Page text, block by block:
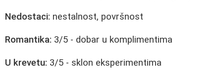
Nedostaci: nestalnost, površnost
Romantika: 3/5 - dobar u komplimentima
U krevetu: 3/5 - sklon eksperimentima